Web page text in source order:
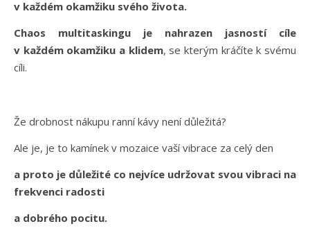
v každém okamžiku svého života.
Chaos multitaskingu je nahrazen jasností cíle
v každém okamžiku a klidem, se kterým kráčíte k svému
cíli.
Že drobnost nákupu ranní kávy není důležitá?
Ale je, je to kamínek v mozaice vaší vibrace za celý den
a proto je důležité co nejvíce udržovat svou vibraci na
frekvenci radosti
a dobrého pocitu.